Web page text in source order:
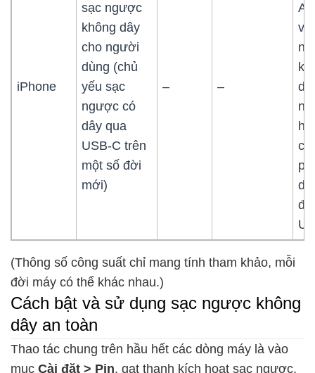
iPhone
sạc ngược
không dây
cho người
dùng (chủ
yếu sạc
ngược có
dây qua
USB‑C trên
một số đời
mới)
– –
về
(Thông số công suất chỉ mang tính tham khảo, mỗi
đời máy có thể khác nhau.)
Cách bật và sử dụng sạc ngược không
dây an toàn
Thao tác chung trên hầu hết các dòng máy là vào
mục Cài đặt > Pin, gạt thanh kích hoạt sạc ngược,